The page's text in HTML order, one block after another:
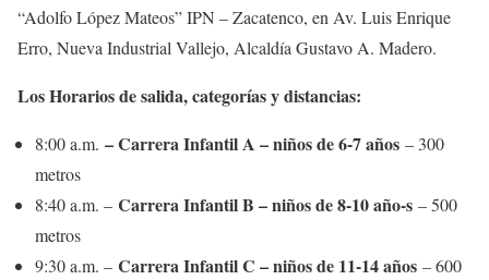
“Adolfo López Mateos” IPN – Zacatenco, en Av. Luis Enrique
Erro, Nueva Industrial Vallejo, Alcaldía Gustavo A. Madero.
Los Horarios de salida, categorías y distancias:
8:00 a.m. – Carrera Infantil A – niños de 6-7 años – 300
metros
8:40 a.m. – Carrera Infantil B – niños de 8-10 año-s – 500
metros
9:30 a.m. – Carrera Infantil C – niños de 11-14 años – 600